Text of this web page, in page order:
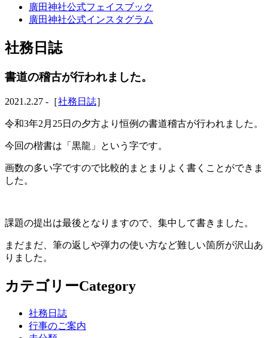
廣田神社公式フェイスブック
廣田神社公式インスタグラム
社務日誌
書道の稽古が行われました。
2021.2.27 -［社務日誌］
令和3年2月25日の夕方より恒例の書道稽古が行われました。
今回の楷書は「黒龍」という字です。
画数の多い字ですので比較的まとまりよく書くことができま
した。
課題の提出は最後となりますので、集中して書きました。
まだまだ、筆の返しや弾力の使い方など難しい箇所が沢山あ
りました。
カテゴリーCategory
社務日誌
行事のご案内